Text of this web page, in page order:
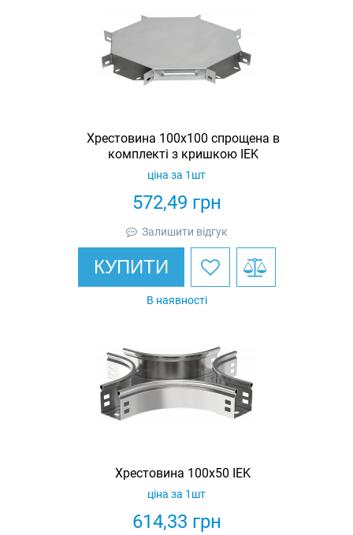
Хрестовина 100х100 спрощена в
комплекті з кришкою IEK
572,49 грн
ціна за 1шт
Залишити відгук
КУПИТИ
В наявності
Хрестовина 100х50 IEK
614,33 грн
ціна за 1шт